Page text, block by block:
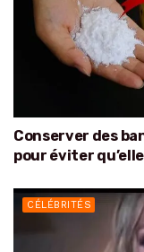
Conserver des
pour éviter
CÉLÉBRITÉS